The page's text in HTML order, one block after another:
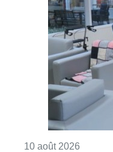
10 août 2026